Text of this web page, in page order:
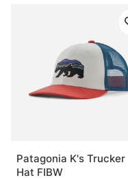
Patagonia K's Trucker
Hat FIBW